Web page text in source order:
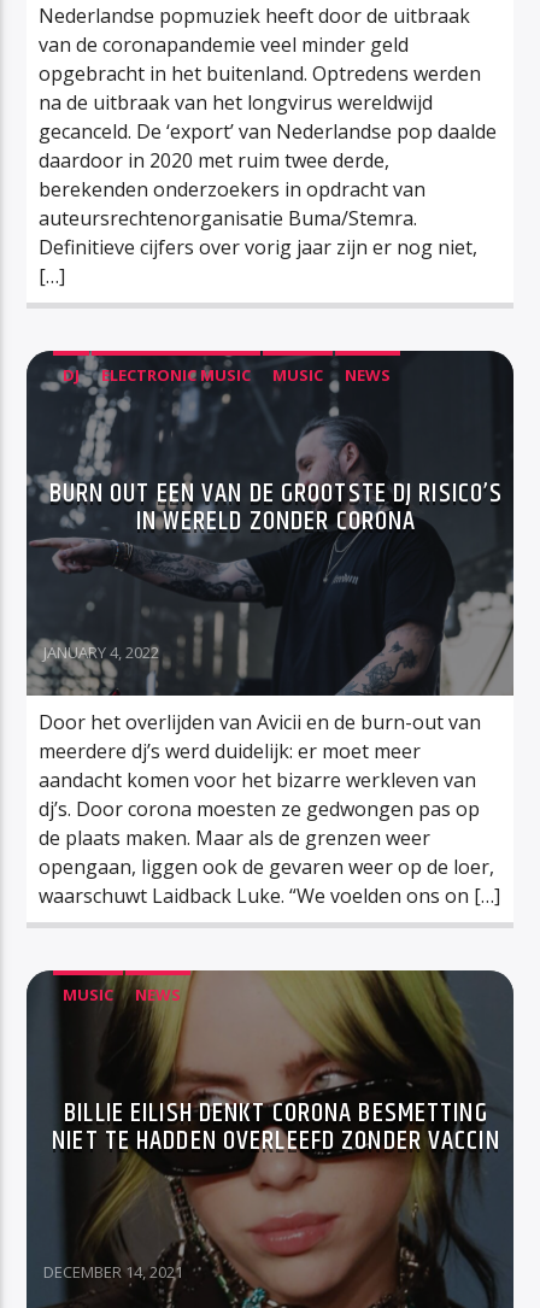
Nederlandse popmuziek heeft door de uitbraak
van de coronapandemie veel minder geld
opgebracht in het buitenland. Optredens werden
na de uitbraak van het longvirus wereldwijd
gecanceld. De ‘export’ van Nederlandse pop daalde
daardoor in 2020 met ruim twee derde,
berekenden onderzoekers in opdracht van
auteursrechtenorganisatie Buma/Stemra.
Definitieve cijfers over vorig jaar zijn er nog niet,
[…]
DJ ELECTRONIC MUSIC MUSIC NEWS
BURN OUT EEN VAN DE GROOTSTE DJ RISICO’S
IN WERELD ZONDER CORONA
JANUARY 4, 2022
Door het overlijden van Avicii en de burn-out van
meerdere dj’s werd duidelijk: er moet meer
aandacht komen voor het bizarre werkleven van
dj’s. Door corona moesten ze gedwongen pas op
de plaats maken. Maar als de grenzen weer
opengaan, liggen ook de gevaren weer op de loer,
waarschuwt Laidback Luke. “We voelden ons on […]
MUSIC NEWS
BILLIE EILISH DENKT CORONA BESMETTING
NIET TE HADDEN OVERLEEFD ZONDER VACCIN
DECEMBER 14, 2021